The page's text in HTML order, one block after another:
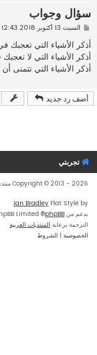
سؤال وجواب
م
ا
ر
ك
ة
السبت 13 أكتوبر 2018 12:43
أذكر الأشياء التي تعجبك
أذكر الأشياء التي لا
أذكر الأشياء التي تتمنى
أضف رد جديد
تجربتي
Copyright © 2013 - 2026 منتدى تجربتي All rights reserved.
Flat Style by
Ian Bradley
بدعم من phpBB
® Forum Software © phpBB Limited
الترجمة برعاية المنتديات العربية
الخصوصية | الشروط